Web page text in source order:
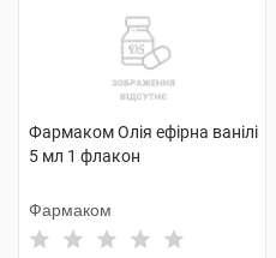
Фармаком Олія ефірна ванілі
5 мл 1 флакон
Фармаком